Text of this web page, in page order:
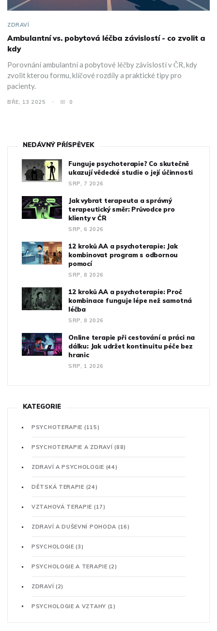
ZDRAVÍ
Ambulantní vs. pobytová léčba závislostí - co zvolit a
kdy
Porovnání ambulantní a pobytové léčby závislostí v ČR, kdy
zvolit kterou formu, klíčové rozdíly a praktické tipy pro
pacienty.
BŘE, 13 2025 0
NEDÁVNÝ PŘÍSPĚVEK
Funguje psychoterapie? Co skutečně
ukazují vědecké studie o její účinnosti
SRP, 7 2026
Jak vybrat terapeuta a správný
terapeutický směr: Průvodce pro
klienty v ČR
SRP, 6 2026
12 kroků AA a psychoterapie: Jak
kombinovat program s odbornou
pomocí
SRP, 8 2026
12 kroků AA a psychoterapie: Proč
kombinace funguje lépe než samotná
léčba
SRP, 8 2026
Online terapie při cestování a práci na
dálku: Jak udržet kontinuitu péče bez
hranic
SRP, 1 2026
KATEGORIE
PSYCHOTERAPIE (115)
PSYCHOTERAPIE A ZDRAVÍ(88)
ZDRAVÍ A PSYCHOLOGIE (44)
DĚTSKÁ TERAPIE (24)
VZTAHOVÁ TERAPIE (17)
ZDRAVÍ A DUŠEVNÍ POHODA (16)
PSYCHOLOGIE(3)
PSYCHOLOGIE A TERAPIE(2)
ZDRAVÍ (2)
PSYCHOLOGIE A VZTAHY (1)